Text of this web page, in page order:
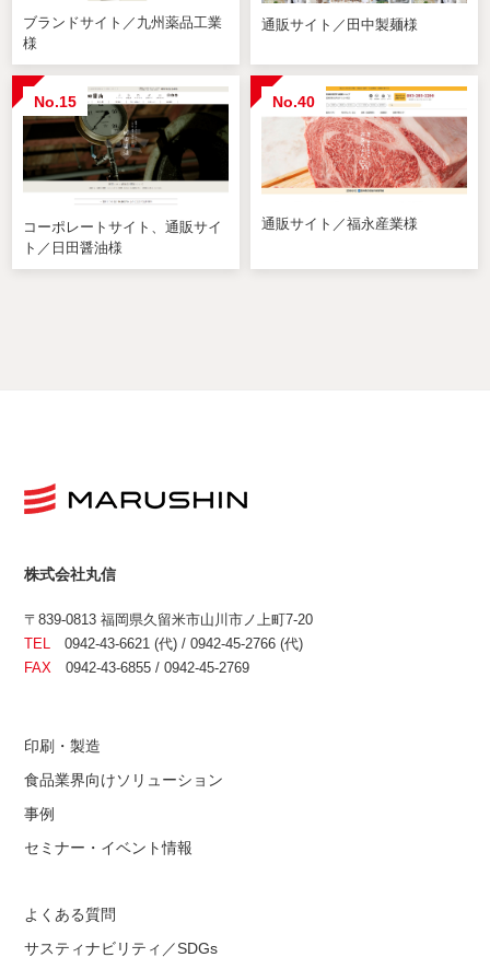
ブランドサイト／九州薬品工業
様
通販サイト／田中製麺様
No.15
コーポレートサイト、通販サイ
ト／日田醤油様
No.40
通販サイト／福永産業様
株式会社丸信
〒839-0813 福岡県久留米市山川市ノ上町7-20
TEL 0942-43-6621 (代) / 0942-45-2766 (代)
FAX 0942-43-6855 / 0942-45-2769
印刷・製造
食品業界向けソリューション
事例
セミナー・イベント情報
よくある質問
サスティナビリティ／SDGs